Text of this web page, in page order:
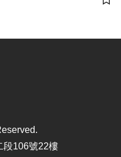
儲
段106號22樓